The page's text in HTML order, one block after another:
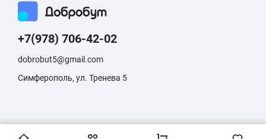
+7(978) 706-42-02
dobrobut5@gmail.com
Симферополь, ул. Тренева 5
Информация, размещенная на сайте, не является публичной